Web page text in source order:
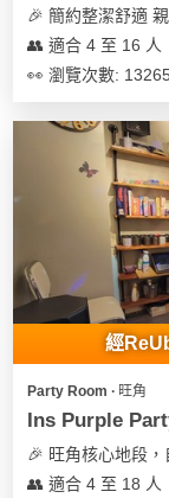
🎉 簡約整潔舒適
👥 適合 4 至 16 人
👀 瀏覽次數:
經
Party Room ∙ 旺角
Ins Purple
🎉 旺角核心地段
👥 適合 4 至 18 人